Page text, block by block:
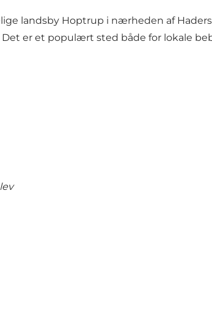
landsby Hoptrup i nærheden af
er et populært sted både for lokale